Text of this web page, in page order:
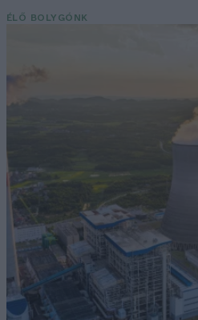
ÉLŐ BOLYGÓNK